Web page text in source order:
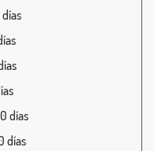
días
días